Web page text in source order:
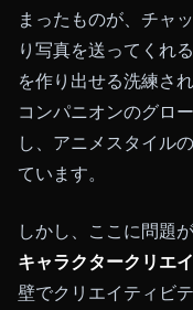
まったものが、チャ
り写真を送ってくれ
を作り出せる洗練さ
コンパニオンのグロ
し、アニメスタイル
ています。
しかし、ここに問題
キャラクタークリエ
壁でクリエイティビ